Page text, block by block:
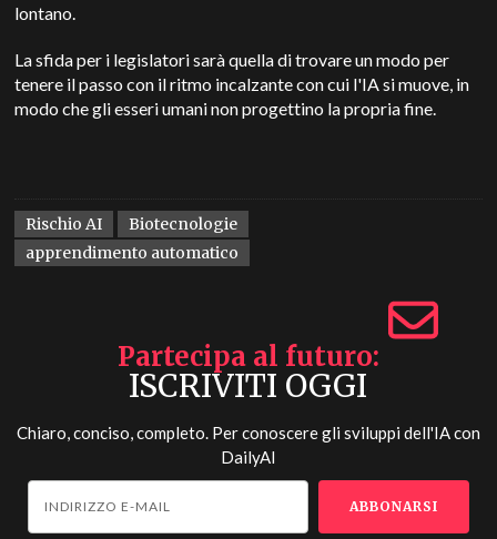
lontano.
La sfida per i legislatori sarà quella di trovare un modo per
tenere il passo con il ritmo incalzante con cui l'IA si muove, in
modo che gli esseri umani non progettino la propria fine.
Rischio AI
Biotecnologie
apprendimento automatico
Partecipa al futuro
ISCRIVITI OGGI
Chiaro, conciso, completo. Per conoscere gli sviluppi dell'IA con
DailyAI